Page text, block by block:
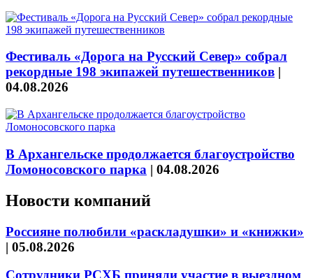
Фестиваль «Дорога на Русский Север» собрал
рекордные 198 экипажей путешественников |
04.08.2026
В Архангельске продолжается благоустройство
Ломоносовского парка | 04.08.2026
Новости компаний
Россияне полюбили «раскладушки» и «книжки»
| 05.08.2026
Сотрудники РСХБ приняли участие в выездном